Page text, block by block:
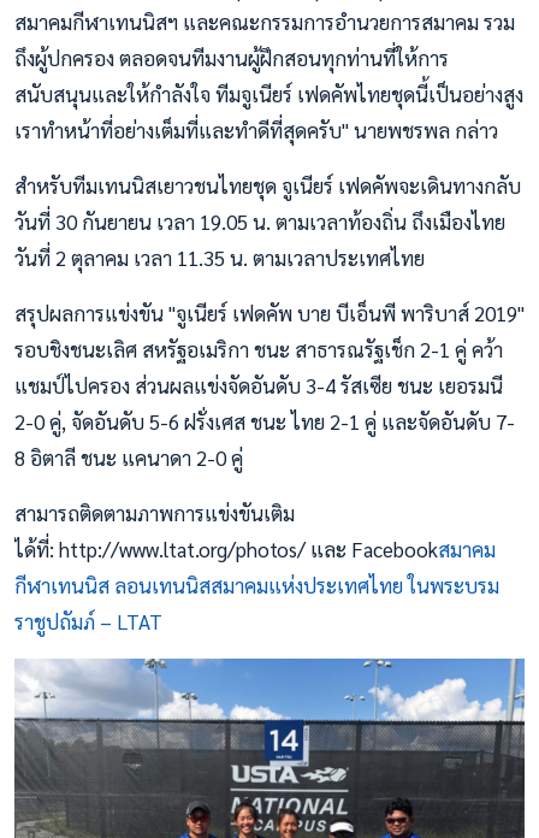
สมาคมกีฬาเทนนิสฯ และคณะกรรมการอำนวยการสมาคม รวม
ถึงผู้ปกครอง ตลอดจนทีมงานผู้ฝึกสอนทุกท่านที่ให้การ
สนับสนุนและให้กำลังใจ ทีมจูเนียร์ เฟดคัพไทยชุดนี้เป็นอย่างสูง
เราทำหน้าที่อย่างเต็มที่และทำดีที่สุดครับ" นายพชรพล กล่าว
สำหรับทีมเทนนิสเยาวชนไทยชุด จูเนียร์ เฟดคัพจะเดินทางกลับ
วันที่ 30 กันยายน เวลา 19.05 น. ตามเวลาท้องถิ่น ถึงเมืองไทย
วันที่ 2 ตุลาคม เวลา 11.35 น. ตามเวลาประเทศไทย
สรุปผลการแข่งขัน "จูเนียร์ เฟดคัพ บาย บีเอ็นพี พาริบาส์ 2019"
รอบชิงชนะเลิศ สหรัฐอเมริกา ชนะ สาธารณรัฐเช็ก 2-1 คู่ คว้า
แชมป์ไปครอง ส่วนผลแข่งจัดอันดับ 3-4 รัสเซีย ชนะ เยอรมนี
2-0 คู่, จัดอันดับ 5-6 ฝรั่งเศส ชนะ ไทย 2-1 คู่ และจัดอันดับ 7-
8 อิตาลี ชนะ แคนาดา 2-0 คู่
สามารถติดตามภาพการแข่งขันเติม
ได้ที่: http://www.ltat.org/photos/ และ Facebookสมาคม
กีฬาเทนนิส ลอนเทนนิสสมาคมแห่งประเทศไทย ในพระบรม
ราชูปถัมภ์ – LTAT